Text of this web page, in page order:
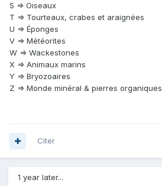
S => Oiseaux
T => Tourteaux, crabes et araignées
U => Éponges
V => Météorites
W => Wackestones
X => Animaux marins
Y => Bryozoaires
Z => Monde minéral & pierres organiques
Citer
1 year later...